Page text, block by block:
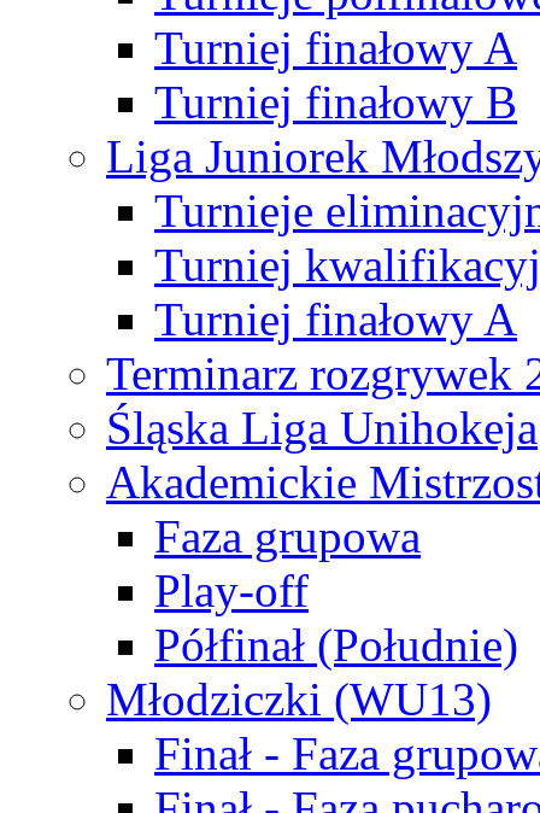
Turniej finałowy A
Turniej finałowy B
Liga Juniorek
Turnieje
Turniej
Turniej finałowy A
Terminarz rozgrywek
Śląska Liga Unihokeja
Akademickie
Faza grupowa
Play-off
Półfinał (Południe)
Młodziczki (WU13)
Finał - Faza